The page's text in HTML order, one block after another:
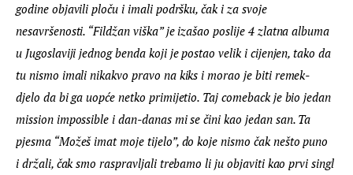
godine objavili ploču i imali podršku, čak i za svoje
nesavršenosti. “Fildžan viška” je izašao poslije 4 zlatna albuma
u Jugoslaviji jednog benda koji je postao velik i cijenjen, tako da
tu nismo imali nikakvo pravo na kiks i morao je biti remek-
djelo da bi ga uopće netko primijetio. Taj comeback je bio jedan
mission impossible i dan-danas mi se čini kao jedan san. Ta
pjesma “Možeš imat moje tijelo”, do koje nismo čak nešto puno
i držali, čak smo raspravljali trebamo li ju objaviti kao prvi singl